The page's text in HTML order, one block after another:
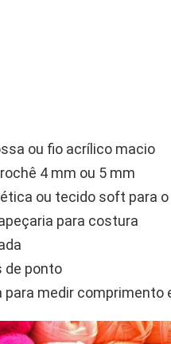
ou fio acrílico macio
4 mm ou 5 mm
ou tecido soft para
para costura
de ponto
para medir comprimento